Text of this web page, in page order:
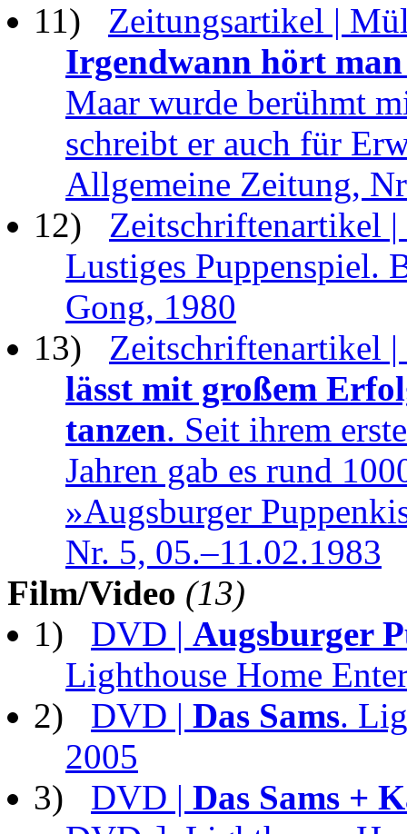
11) Zeitungsartikel |
Irgendwann hört
Maar wurde berühmt
schreibt er auch für
Allgemeine Zeitung,
12) Zeitschriftenartikel |
Lustiges Puppenspiel.
Gong, 1980
13) Zeitschriftenartikel
lässt mit großem
tanzen. Seit ihrem
Jahren gab es rund
»Augsburger
Nr. 5, 05.–11.02.1983
Film/Video (13)
1) DVD | Augsburger
Lighthouse Home
2) DVD | Das Sams.
2005
3) DVD | Das Sams +